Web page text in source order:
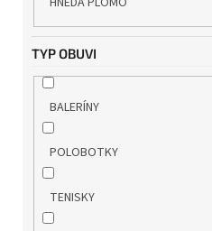
TAMARIS
TBS
TOM TAILOR
WILD
WINK
TYP OBUVI
BALERÍNY
POLOBOTKY
TENISKY